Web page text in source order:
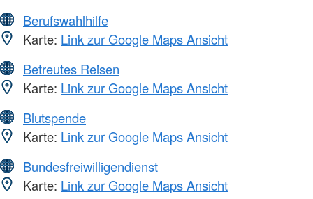
Berufswahlhilfe
Karte: Link zur Google Maps Ansicht
Betreutes Reisen
Karte: Link zur Google Maps Ansicht
Blutspende
Karte: Link zur Google Maps Ansicht
Bundesfreiwilligendienst
Karte: Link zur Google Maps Ansicht